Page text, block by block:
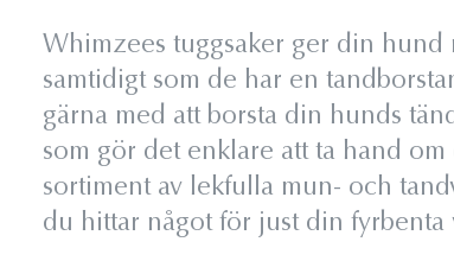
Whimzees tuggsaker ger din hund
samtidigt som de har en
gärna med att borsta din hunds
som gör det enklare att ta hand
sortiment av lekfulla mun- och
du hittar något för just din fyrbenta